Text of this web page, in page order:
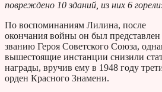
повреждено 10 зданий, из них 6
По воспоминаниям Лилина, после
окончания войны он был представлен
званию Героя Советского Союза,
вышестоящие инстанции снизили
награды, вручив ему в 1948 году
орден Красного Знамени.